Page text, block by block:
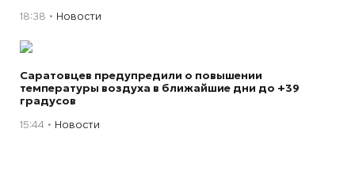
18:38 Новости
Саратовцев предупредили о повышении
температуры воздуха в ближайшие дни до +39
градусов
15:44 Новости